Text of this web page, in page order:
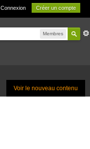
Connexion Créer un compte
Membres
Voir le nouveau contenu